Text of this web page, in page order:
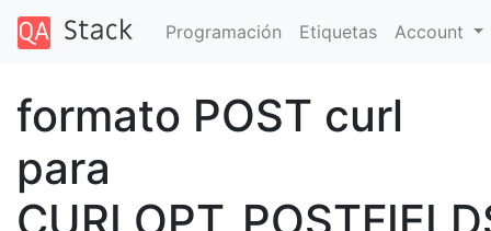
Programación Etiquetas Account
formato POST curl
para